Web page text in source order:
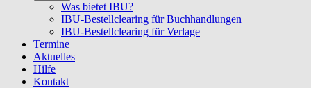
Was bietet IBU?
IBU-Bestellclearing für Buchhandlungen
IBU-Bestellclearing für Verlage
Termine
Aktuelles
Hilfe
Kontakt